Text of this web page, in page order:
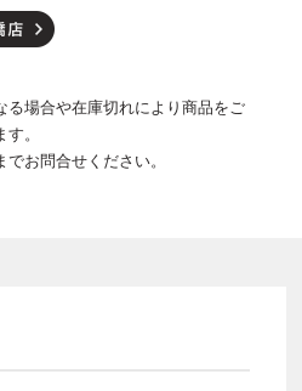
る場合や在庫切れにより商品をご
。
お問合せください。